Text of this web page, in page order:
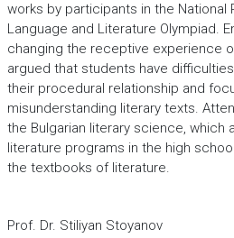
works by participants in the National
Language and Literature Olympiad.
changing the receptive experience
argued that students have
their procedural relationship and
misunderstanding literary texts.
the Bulgarian literary science, which
literature programs in the high
the textbooks of literature.
Prof. Dr. Stiliyan Stoyanov